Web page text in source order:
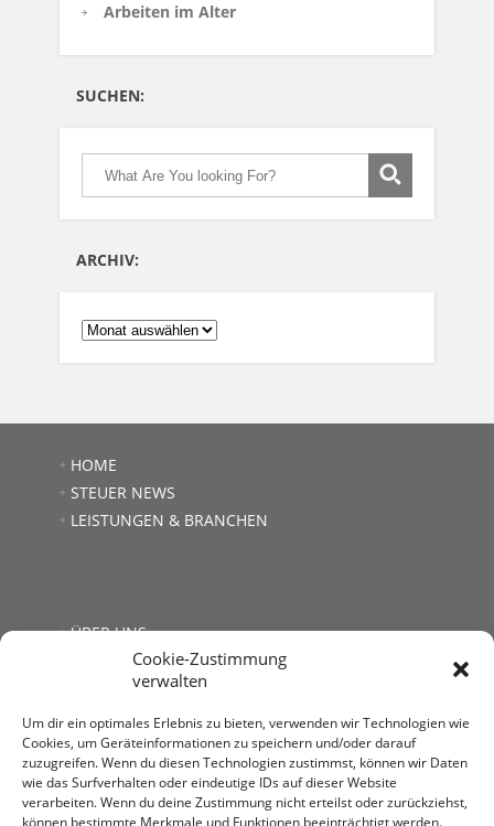
Cookie-Zustimmung
verwalten
Um dir ein optimales Erlebnis zu bieten, verwenden wir Technologien wie
Cookies, um Geräteinformationen zu speichern und/oder darauf
zuzugreifen. Wenn du diesen Technologien zustimmst, können wir Daten
wie das Surfverhalten oder eindeutige IDs auf dieser Website
verarbeiten. Wenn du deine Zustimmung nicht erteilst oder zurückziehst,
können bestimmte Merkmale und Funktionen beeinträchtigt werden.
Arbeiten im Alter
SUCHEN:
ARCHIV:
ARCHIV:
HOME
STEUER NEWS
LEISTUNGEN & BRANCHEN
ÜBER UNS
KONTAKT